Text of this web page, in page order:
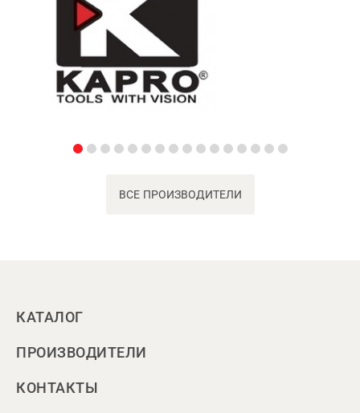
ВСЕ ПРОИЗВОДИТЕЛИ
КАТАЛОГ
ПРОИЗВОДИТЕЛИ
КОНТАКТЫ